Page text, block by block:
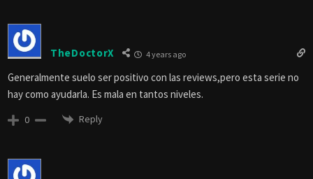
TheDoctorX 4 years ago
Generalmente suelo ser positivo con las reviews,pero esta serie no
hay como ayudarla. Es mala en tantos niveles.
0 Reply